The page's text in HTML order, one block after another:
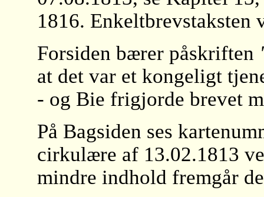
1816. Enkeltbrevstaksten
Forsiden bærer påskriften
at det var et kongeligt
- og Bie frigjorde brevet
På Bagsiden ses
cirkulære af 13.02.1813
mindre indhold fremgår